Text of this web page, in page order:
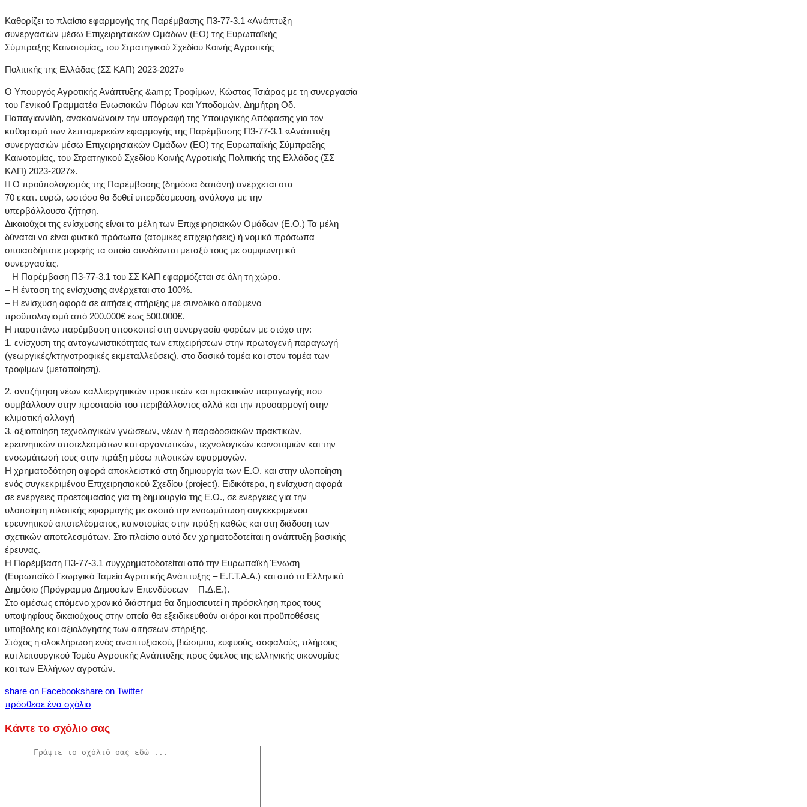
Καθορίζει το πλαίσιο εφαρμογής της Παρέμβασης Π3-77-3.1 «Ανάπτυξη
συνεργασιών μέσω Επιχειρησιακών Ομάδων (ΕΟ) της Ευρωπαϊκής
Σύμπραξης Καινοτομίας, του Στρατηγικού Σχεδίου Κοινής Αγροτικής
Πολιτικής της Ελλάδας (ΣΣ ΚΑΠ) 2023-2027»
Ο Υπουργός Αγροτικής Ανάπτυξης &amp; Τροφίμων, Κώστας Τσιάρας με τη συνεργασία
του Γενικού Γραμματέα Ενωσιακών Πόρων και Υποδομών, Δημήτρη Οδ.
Παπαγιαννίδη, ανακοινώνουν την υπογραφή της Υπουργικής Απόφασης για τον
καθορισμό των λεπτομερειών εφαρμογής της Παρέμβασης Π3-77-3.1 «Ανάπτυξη
συνεργασιών μέσω Επιχειρησιακών Ομάδων (ΕΟ) της Ευρωπαϊκής Σύμπραξης
Καινοτομίας, του Στρατηγικού Σχεδίου Κοινής Αγροτικής Πολιτικής της Ελλάδας (ΣΣ
ΚΑΠ) 2023-2027».
 Ο προϋπολογισμός της Παρέμβασης (δημόσια δαπάνη) ανέρχεται στα
70 εκατ. ευρώ, ωστόσο θα δοθεί υπερδέσμευση, ανάλογα με την
υπερβάλλουσα ζήτηση.
Δικαιούχοι της ενίσχυσης είναι τα μέλη των Επιχειρησιακών Ομάδων (Ε.Ο.) Τα μέλη
δύναται να είναι φυσικά πρόσωπα (ατομικές επιχειρήσεις) ή νομικά πρόσωπα
οποιασδήποτε μορφής τα οποία συνδέονται μεταξύ τους με συμφωνητικό
συνεργασίας.
– Η Παρέμβαση Π3-77-3.1 του ΣΣ ΚΑΠ εφαρμόζεται σε όλη τη χώρα.
– Η ένταση της ενίσχυσης ανέρχεται στο 100%.
– Η ενίσχυση αφορά σε αιτήσεις στήριξης με συνολικό αιτούμενο
προϋπολογισμό από 200.000€ έως 500.000€.
Η παραπάνω παρέμβαση αποσκοπεί στη συνεργασία φορέων με στόχο την:
1. ενίσχυση της ανταγωνιστικότητας των επιχειρήσεων στην πρωτογενή παραγωγή
(γεωργικές/κτηνοτροφικές εκμεταλλεύσεις), στο δασικό τομέα και στον τομέα των
τροφίμων (μεταποίηση),
2. αναζήτηση νέων καλλιεργητικών πρακτικών και πρακτικών παραγωγής που
συμβάλλουν στην προστασία του περιβάλλοντος αλλά και την προσαρμογή στην
κλιματική αλλαγή
3. αξιοποίηση τεχνολογικών γνώσεων, νέων ή παραδοσιακών πρακτικών,
ερευνητικών αποτελεσμάτων και οργανωτικών, τεχνολογικών καινοτομιών και την
ενσωμάτωσή τους στην πράξη μέσω πιλοτικών εφαρμογών.
Η χρηματοδότηση αφορά αποκλειστικά στη δημιουργία των Ε.Ο. και στην υλοποίηση
ενός συγκεκριμένου Επιχειρησιακού Σχεδίου (project). Ειδικότερα, η ενίσχυση αφορά
σε ενέργειες προετοιμασίας για τη δημιουργία της Ε.Ο., σε ενέργειες για την
υλοποίηση πιλοτικής εφαρμογής με σκοπό την ενσωμάτωση συγκεκριμένου
ερευνητικού αποτελέσματος, καινοτομίας στην πράξη καθώς και στη διάδοση των
σχετικών αποτελεσμάτων. Στο πλαίσιο αυτό δεν χρηματοδοτείται η ανάπτυξη βασικής
έρευνας.
Η Παρέμβαση Π3-77-3.1 συγχρηματοδοτείται από την Ευρωπαϊκή Ένωση
(Ευρωπαϊκό Γεωργικό Ταμείο Αγροτικής Ανάπτυξης – Ε.Γ.Τ.Α.Α.) και από το Ελληνικό
Δημόσιο (Πρόγραμμα Δημοσίων Επενδύσεων – Π.Δ.Ε.).
Στο αμέσως επόμενο χρονικό διάστημα θα δημοσιευτεί η πρόσκληση προς τους
υποψηφίους δικαιούχους στην οποία θα εξειδικευθούν οι όροι και προϋποθέσεις
υποβολής και αξιολόγησης των αιτήσεων στήριξης.
Στόχος η ολοκλήρωση ενός αναπτυξιακού, βιώσιμου, ευφυούς, ασφαλούς, πλήρους
και λειτουργικού Τομέα Αγροτικής Ανάπτυξης προς όφελος της ελληνικής οικονομίας
και των Ελλήνων αγροτών.
share on Facebookshare on Twitter
πρόσθεσε ένα σχόλιο
Κάντε το σχόλιο σας